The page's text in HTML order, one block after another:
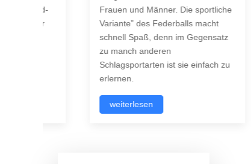
Frauen und Männer. Die sportliche
Variante” des Federballs macht
schnell Spaß, denn im Gegensatz
zu manch anderen
Schlagsportarten ist sie einfach zu
erlernen.
weiterlesen